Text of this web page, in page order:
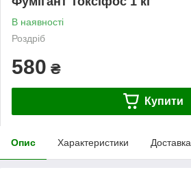
В наявності
Роздріб
580 ₴
Купити
Опис Характеристики Доставка